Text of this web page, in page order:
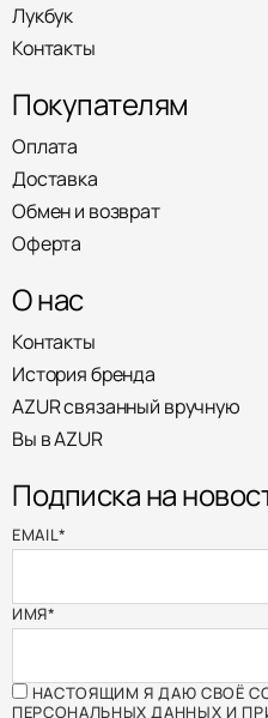
Лукбук
Контакты
Покупателям
Оплата
Доставка
Обмен и возврат
Оферта
О нас
Контакты
История бренда
AZUR связанный вручную
Вы в AZUR
Подписка на
EMAIL*
ИМЯ*
НАСТОЯЩИМ Я ДАЮ СВОЁ
ПЕРСОНАЛЬНЫХ ДАННЫХ И